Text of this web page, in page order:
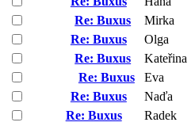
Re: Buxus
Mirka
Re: Buxus
Olga
Re: Buxus
Kateřina
Re: Buxus
Eva
Re: Buxus
Naďa
Re: Buxus
Radek